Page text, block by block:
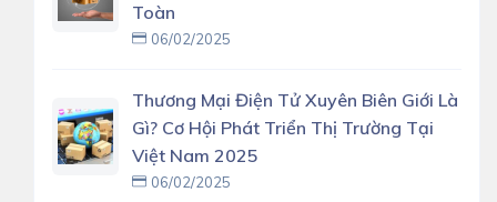
Toàn
06/02/2025
Thương Mại Điện Tử Xuyên Biên Giới Là
Gì? Cơ Hội Phát Triển Thị Trường Tại
Việt Nam 2025
06/02/2025